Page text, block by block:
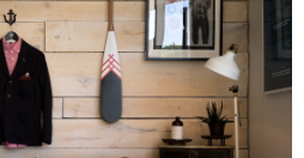
あるご質問
い合わせ